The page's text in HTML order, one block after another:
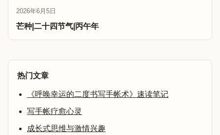
2026年6月5日
芒种|二十四节气|丙午年
热门文章
《呼唤幸运的二度书写手帐术》速读笔记
写手帐疗愈心灵
成长式思维与激情兴趣